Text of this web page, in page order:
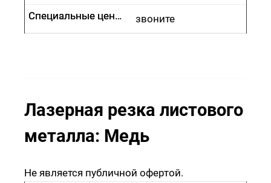
звоните
Специальные цены
Специальные цены
Лазерная резка листового
металла: Медь
Не является публичной офертой.